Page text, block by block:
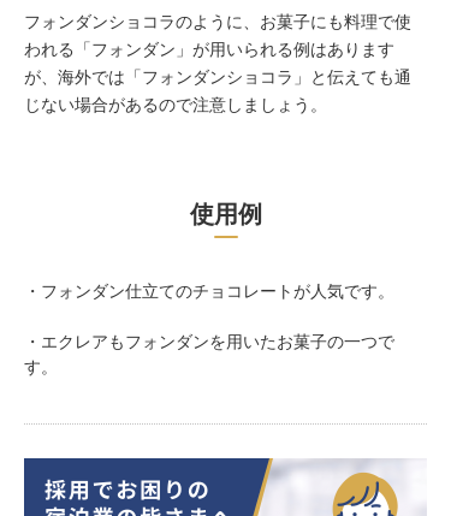
フォンダンショコラのように、お菓子にも料理で使
われる「フォンダン」が用いられる例はあります
が、海外では「フォンダンショコラ」と伝えても通
じない場合があるので注意しましょう。
使用例
・フォンダン仕立てのチョコレートが人気です。
・エクレアもフォンダンを用いたお菓子の一つで
す。